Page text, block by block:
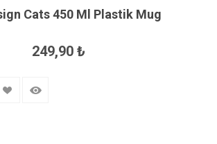
349,90 ₺
Cats 450 Ml Plastik Mug
249,90 ₺